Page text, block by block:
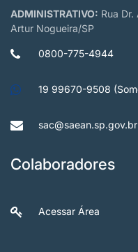
ADMINISTRATIVO: Rua
Artur Nogueira/SP
0800-775-4944
19 99670-9508
sac@saean.sp.gov.br
Colaboradores
Acessar Área